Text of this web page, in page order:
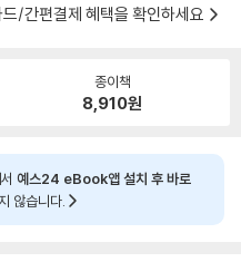
/간편결제 혜택을 확인하세요
종이책
8,910원
예스24 eBook앱 설치 후 바로
않습니다.